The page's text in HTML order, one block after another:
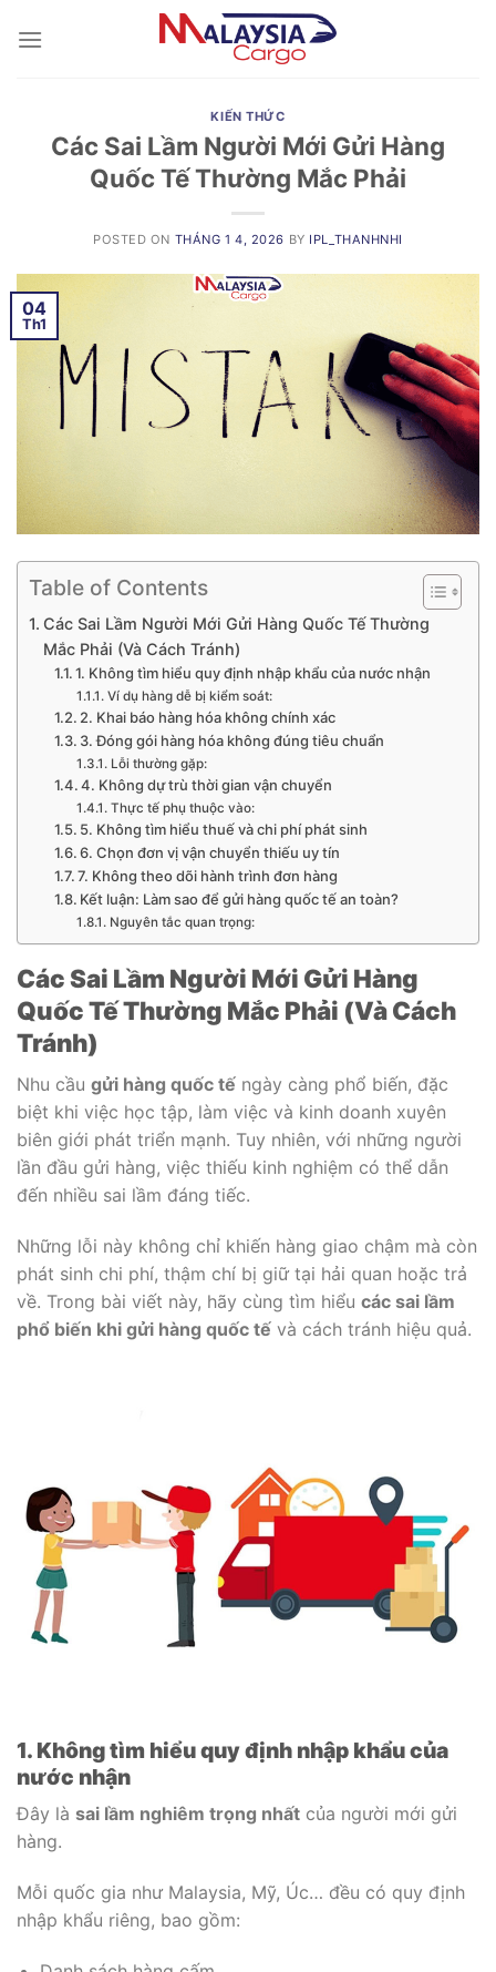
KIẾN THỨC
Các Sai Lầm Người Mới Gửi Hàng
Quốc Tế Thường Mắc Phải
POSTED ON THÁNG 1 4, 2026 BY IPL_THANHNHI
04
Th1
Table of Contents
Các Sai Lầm Người Mới Gửi Hàng Quốc Tế Thường
Mắc Phải (Và Cách Tránh)
1. Không tìm hiểu quy định nhập khẩu của nước nhận
Ví dụ hàng dễ bị kiểm soát:
2. Khai báo hàng hóa không chính xác
3. Đóng gói hàng hóa không đúng tiêu chuẩn
Lỗi thường gặp:
4. Không dự trù thời gian vận chuyển
Thực tế phụ thuộc vào:
5. Không tìm hiểu thuế và chi phí phát sinh
6. Chọn đơn vị vận chuyển thiếu uy tín
7. Không theo dõi hành trình đơn hàng
Kết luận: Làm sao để gửi hàng quốc tế an toàn?
Nguyên tắc quan trọng:
Các Sai Lầm Người Mới Gửi Hàng
Quốc Tế Thường Mắc Phải (Và Cách
Tránh)
Nhu cầu gửi hàng quốc tế ngày càng phổ biến, đặc
biệt khi việc học tập, làm việc và kinh doanh xuyên
biên giới phát triển mạnh. Tuy nhiên, với những người
lần đầu gửi hàng, việc thiếu kinh nghiệm có thể dẫn
đến nhiều sai lầm đáng tiếc.
Những lỗi này không chỉ khiến hàng giao chậm mà còn
phát sinh chi phí, thậm chí bị giữ tại hải quan hoặc trả
về. Trong bài viết này, hãy cùng tìm hiểu các sai lầm
phổ biến khi gửi hàng quốc tế và cách tránh hiệu quả.
1. Không tìm hiểu quy định nhập khẩu của
nước nhận
Đây là sai lầm nghiêm trọng nhất của người mới gửi
hàng.
Mỗi quốc gia như Malaysia, Mỹ, Úc… đều có quy định
nhập khẩu riêng, bao gồm: